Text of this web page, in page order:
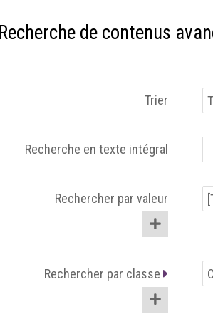
Recherche de contenus
Trier
Recherche en texte intégral
Rechercher par valeur
Rechercher par classe